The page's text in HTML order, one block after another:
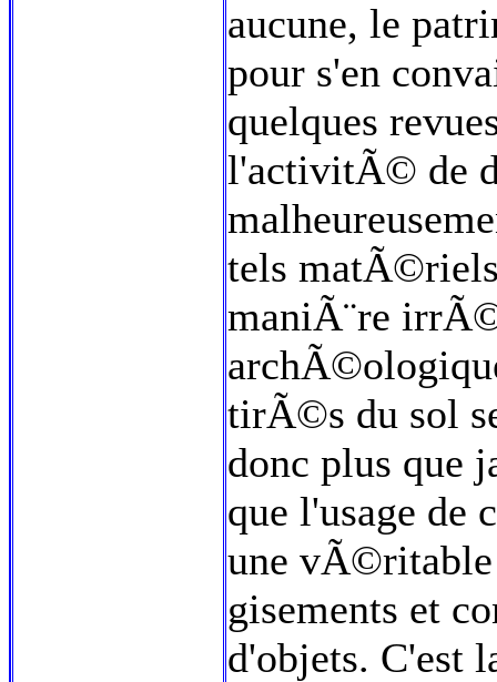
aucune, le
pour s'en
quelques
l'activitÃ© de
tels
maniÃ¨re
tirÃ©s du sol
donc plus que
que l'usage de
une
gisements et
d'objets. C'est